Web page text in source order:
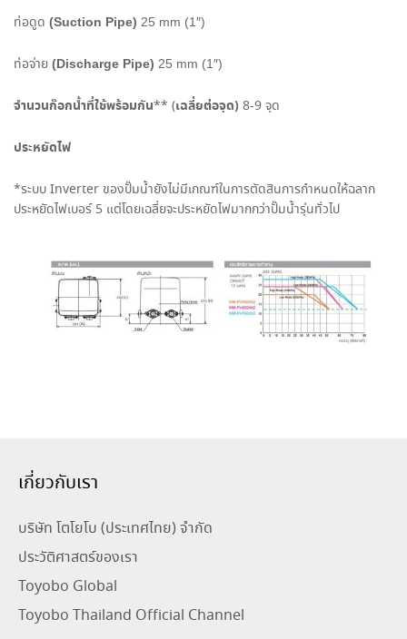
ท่อดูด (Suction Pipe) 25 mm (1″)
ท่อจ่าย (Discharge Pipe) 25 mm (1″)
จำนวนก๊อกน้ำที่ใช้พร้อมกัน** (เฉลี่ยต่อจุด) 8-9 จุด
ประหยัดไฟ
*ระบบ Inverter ของปั๊มน้ำยังไม่มีเกณฑ์ในการตัดสินการกำหนดให้ฉลาก
ประหยัดไฟเบอร์5 แต่โดยเฉลี่ยจะประหยัดไฟมากกว่าปั๊มน้ำรุ่นทั่วไป
เกี่ยวกับเรา
บริษัท โตโยโบ (ประเทศไทย) จำกัด
ประวัติศาสตร์ของเรา
Toyobo Global
Toyobo Thailand Official Channel